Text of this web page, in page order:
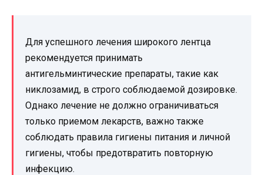
Для успешного лечения широкого лентца
рекомендуется принимать
антигельминтические препараты, такие как
никлозамид, в строго соблюдаемой дозировке.
Однако лечение не должно ограничиваться
только приемом лекарств, важно также
соблюдать правила гигиены питания и личной
гигиены, чтобы предотвратить повторную
инфекцию.